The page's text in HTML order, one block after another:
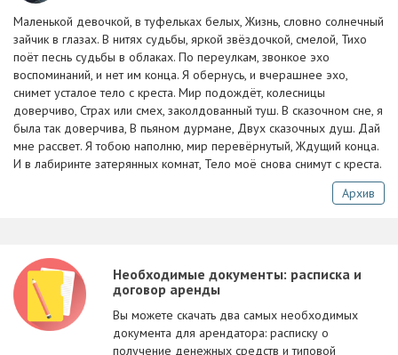
Маленькой девочкой, в туфельках белых, Жизнь, словно солнечный
зайчик в глазах. В нитях судьбы, яркой звёздочкой, смелой, Тихо
поёт песнь судьбы в облаках. По переулкам, звонкое эхо
воспоминаний, и нет им конца. Я обернусь, и вчерашнее эхо,
снимет усталое тело с креста. Мир подождёт, колесницы
доверчиво, Страх или смех, заколдованный туш. В сказочном сне, я
была так доверчива, В пьяном дурмане, Двух сказочных душ. Дай
мне рассвет. Я тобою наполню, мир перевёрнутый, Ждущий конца.
И в лабиринте затерянных комнат, Тело моё снова снимут с креста.
Архив
Необходимые документы: расписка и
договор аренды
Вы можете скачать два самых необходимых
документа для арендатора: расписку о
получение денежных средств и типовой